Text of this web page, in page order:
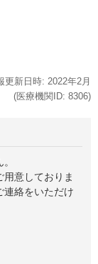
更新日時: 2022年2月
(医療機関ID: 8306)
意しておりま
連絡をいただけ